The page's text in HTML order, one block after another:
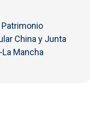
China y Junta
Mancha